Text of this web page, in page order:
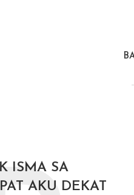
ISMA SA
AKU DEKAT